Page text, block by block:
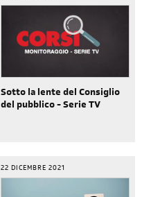
Sotto la lente del Consiglio
del pubblico - Serie TV
22 DICEMBRE 2021